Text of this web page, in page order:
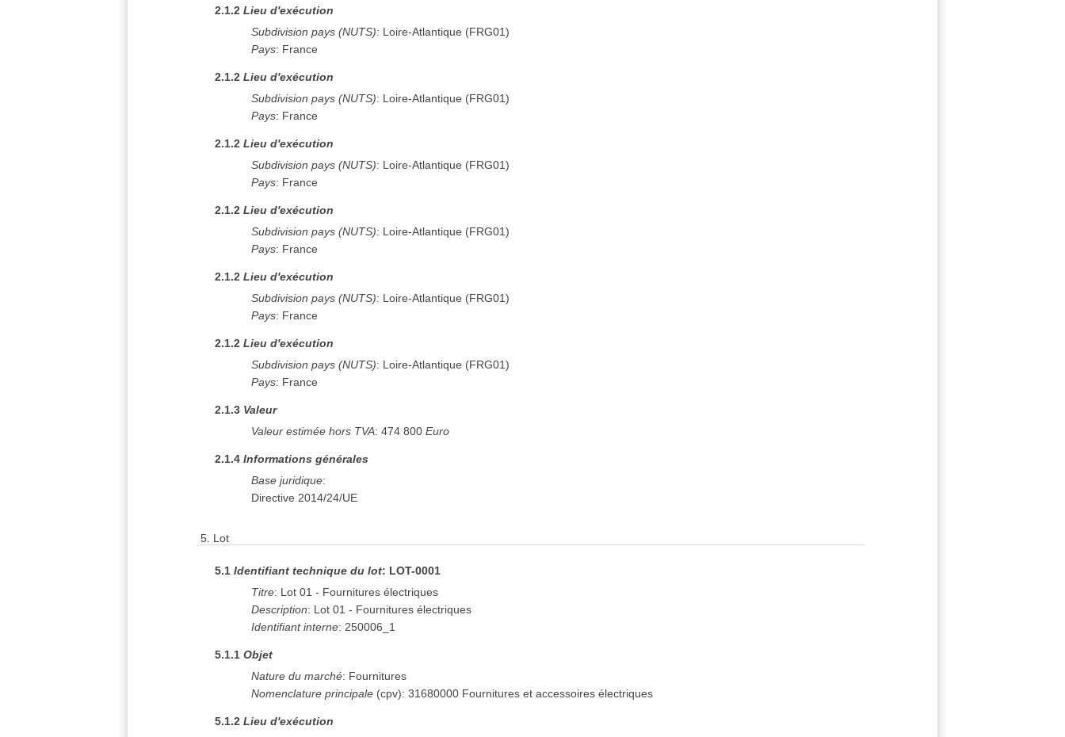
2.1.2Lieu d'exécution
Subdivision pays (NUTS): Loire-Atlantique (FRG01)
Pays: France
2.1.2Lieu d'exécution
Subdivision pays (NUTS): Loire-Atlantique (FRG01)
Pays: France
2.1.2Lieu d'exécution
Subdivision pays (NUTS): Loire-Atlantique (FRG01)
Pays: France
2.1.2Lieu d'exécution
Subdivision pays (NUTS): Loire-Atlantique (FRG01)
Pays: France
2.1.2Lieu d'exécution
Subdivision pays (NUTS): Loire-Atlantique (FRG01)
Pays: France
2.1.2Lieu d'exécution
Subdivision pays (NUTS): Loire-Atlantique (FRG01)
Pays: France
2.1.3 Valeur
Valeur estimée hors TVA:474 800 Euro
2.1.4Informations générales
Base juridique:
Directive 2014/24/UE
5. Lot
5.1Identifiant technique du lot: LOT-0001
Titre: Lot 01 - Fournitures électriques
Description: Lot 01 - Fournitures électriques
Identifiant interne:250006_1
5.1.1Objet
Nature du marché: Fournitures
Nomenclature principale (cpv):31680000 Fournitures et accessoires électriques
5.1.2Lieu d'exécution